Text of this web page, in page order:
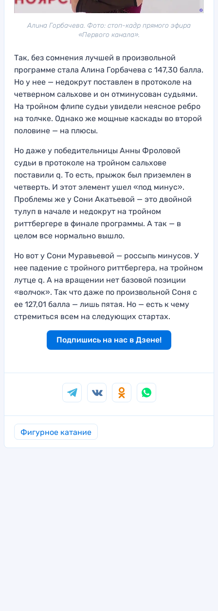
Алина Горбачева. Фото: стоп-кадр прямого эфира
«Первого канала».
Так, без сомнения лучшей в произвольной
программе стала Алина Горбачева с 147,30 балла.
Но у нее — недокрут поставлен в протоколе на
четверном сальхове и он отминусован судьями.
На тройном флипе судьи увидели неясное ребро
на толчке. Однако же мощные каскады во второй
половине — на плюсы.
Но даже у победительницы Анны Фроловой
судьи в протоколе на тройном сальхове
поставили q. То есть, прыжок был приземлен в
четверть. И этот элемент ушел «под минус».
Проблемы же у Сони Акатьевой — это двойной
тулуп в начале и недокрут на тройном
риттбергере в финале программы. А так — в
целом все нормально вышло.
Но вот у Сони Муравьевой — россыпь минусов. У
нее падение с тройного риттбергера, на тройном
лутце q. А на вращении нет базовой позиции
«волчок». Так что даже по произвольной Соня с
ее 127,01 балла — лишь пятая. Но — есть к чему
стремиться всем на следующих стартах.
Подпишись на нас в Дзене!
Фигурное катание